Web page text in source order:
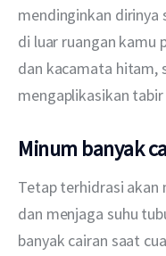
mendinginkan
di luar ruangan kamu
dan kacamata hitam,
mengaplikasikan tabir
Minum banyak
Tetap terhidrasi
dan menjaga suhu
banyak cairan saat